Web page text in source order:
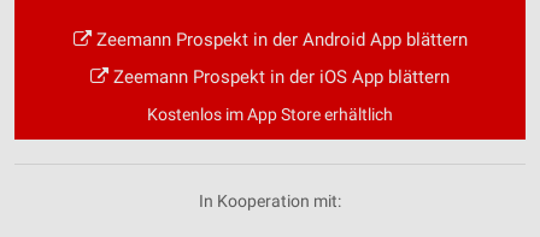
Zeemann Prospekt in der Android App blättern
Zeemann Prospekt in der iOS App blättern
Kostenlos im App Store erhältlich
In Kooperation mit: